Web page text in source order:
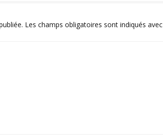
Les champs obligatoires sont indiqués avec